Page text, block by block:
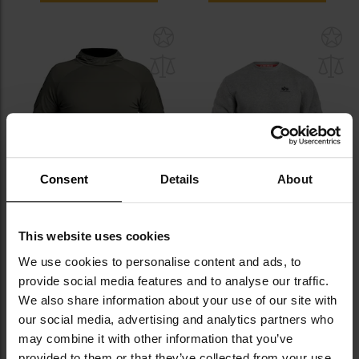
Consent Details About
This website uses cookies
We use cookies to personalise content and ads, to
provide social media features and to analyse our traffic.
We also share information about your use of our site with
our social media, advertising and analytics partners who
may combine it with other information that you’ve
Equipment Hoodie Instructor X-
Move - Olive Green
Wysyłka: Natychmiast
279,00 zł
Sugerowana cena
producenta299,95 zł
Heather
Wysyłka: Natychmiast
199,99 zł
Sugerowana cena
producenta259,00 zł